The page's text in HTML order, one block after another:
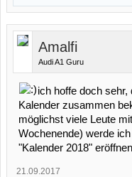
Amalfi
Audi A1 Guru
ich hoffe doch
Kalender zusammen
möglichst viele Leute
Wochenende) werde
"Kalender 2018"
21.09.2017